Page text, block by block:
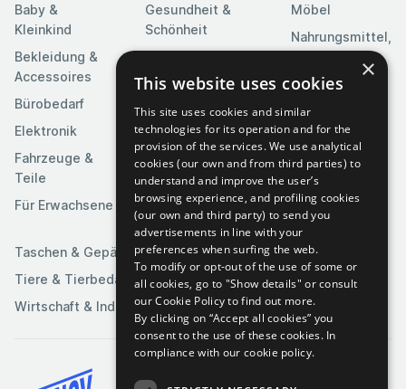
Baby &
Kleinkind
Bekleidung &
Accessoires
Bürobedarf
Elektronik
Fahrzeuge &
Teile
Für Erwachsene
Gesundheit &
Schönheit
Heimwerkerbedarf
Kameras & Optik
Kunst &
Unterhaltung
Medien
Möbel
Nahrungsmittel,
Tabak
Feierlichkeiten
Software
Spielzeuge &
Spiele
Sportartikel
Taschen & Gepäck
Tiere & Tierbedarf
Wirtschaft & Industrie
×
This website uses cookies
This site uses cookies and similar
technologies for its operation and for the
provision of the services. We use analytical
cookies (our own and from third parties) to
understand and improve the user’s
browsing experience, and profiling cookies
(our own and third party) to send you
advertisements in line with your
preferences when surfing the web.
To modify or opt-out of the use of some or
all cookies, go to "Show details" or consult
our Cookie Policy to find out more.
By clicking on “Accept all cookies” you
consent to the use of these cookies. In
compliance with our cookie policy.